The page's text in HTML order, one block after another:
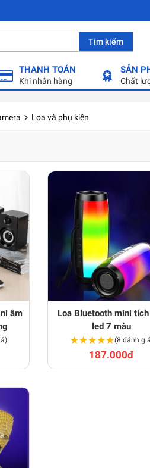
Tìm kiếm
THANH TOÁN
Khi nhận hàng
SẢN
Chất
Loa và phụ kiện
âm
Loa Bluetooth mini
led 7 màu
★★★★★
★★★★★(8 đánh
187.000đ